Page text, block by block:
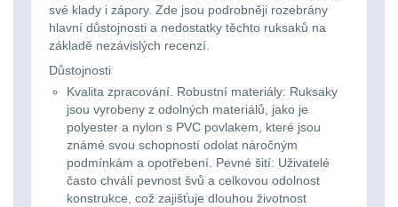
ion
16340
baterie
Čelové
svetlá
Nabíjačky9
Náhradné diely7
BATOHY A TAŠKY
Turistické a expediční38
své klady i zápory. Zde jsou podrobněji rozebrány
hlavní důstojnosti a nedostatky těchto ruksaků na
základě nezávislých recenzí.
Důstojnosti
Kvalita zpracování. Robustní materiály: Ruksaky
jsou vyrobeny z odolných materiálů, jako je
polyester a nylon s PVC povlakem, které jsou
známé svou schopností odolat náročným
podmínkám a opotřebení. Pevné šití: Uživatelé
často chválí pevnost švů a celkovou odolnost
konstrukce, což zajišťuje dlouhou životnost